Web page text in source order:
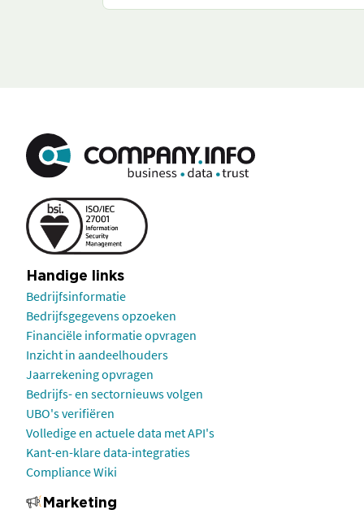
Handige links
Bedrijfsinformatie
Bedrijfsgegevens opzoeken
Financiële informatie opvragen
Inzicht in aandeelhouders
Jaarrekening opvragen
Bedrijfs- en sectornieuws volgen
UBO's verifiëren
Volledige en actuele data met API's
Kant-en-klare data-integraties
Compliance Wiki
Marketing